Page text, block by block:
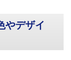
やデザイ